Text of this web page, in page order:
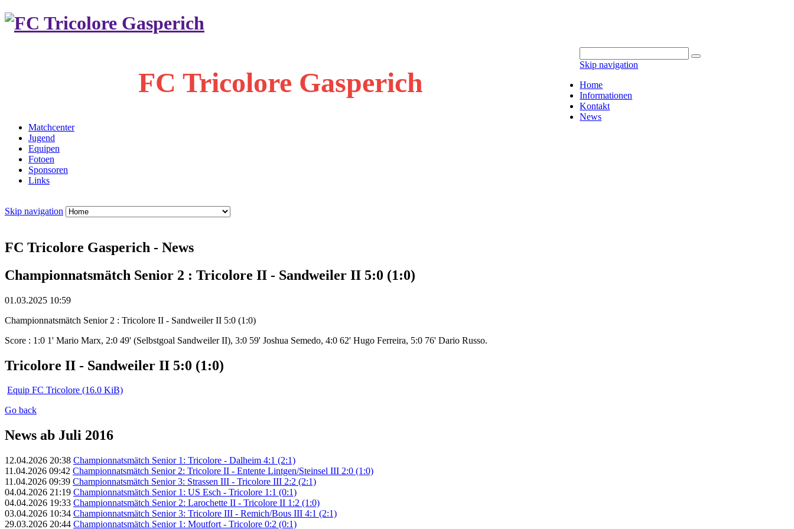
FC Tricolore Gasperich
Skip navigation
Home
Informationen
Kontakt
News
Matchcenter
Jugend
Equipen
Fotoen
Sponsoren
Links
Skip navigation
FC Tricolore Gasperich - News
Championnatsmätch Senior 2 : Tricolore II - Sandweiler II 5:0 (1:0)
01.03.2025 10:59
Championnatsmätch Senior 2 : Tricolore II - Sandweiler II 5:0 (1:0)
Score : 1:0 1' Mario Marx, 2:0 49' (Selbstgoal Sandweiler II), 3:0 59' Joshua Semedo, 4:0 62' Hugo Ferreira, 5:0 76' Dario Russo.
Tricolore II - Sandweiler II 5:0 (1:0)
Equip FC Tricolore (16.0 KiB)
Go back
News ab Juli 2016
12.04.2026 20:38 Championnatsmätch Senior 1: Tricolore - Dalheim 4:1 (2:1)
11.04.2026 09:42 Championnatsmätch Senior 2: Tricolore II - Entente Lintgen/Steinsel III 2:0 (1:0)
11.04.2026 09:39 Championnatsmätch Senior 3: Strassen III - Tricolore III 2:2 (2:1)
04.04.2026 21:19 Championnatsmätch Senior 1: US Esch - Tricolore 1:1 (0:1)
04.04.2026 19:33 Championnatsmätch Senior 2: Larochette II - Tricolore II 1:2 (1:0)
03.04.2026 10:34 Championnatsmätch Senior 3: Tricolore III - Remich/Bous III 4:1 (2:1)
29.03.2026 20:44 Championnatsmätch Senior 1: Moutfort - Tricolore 0:2 (0:1)